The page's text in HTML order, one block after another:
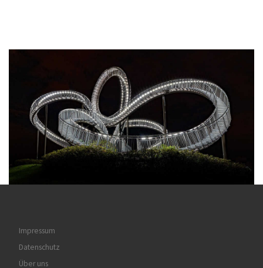
Impressum
Datenschutz
Über uns